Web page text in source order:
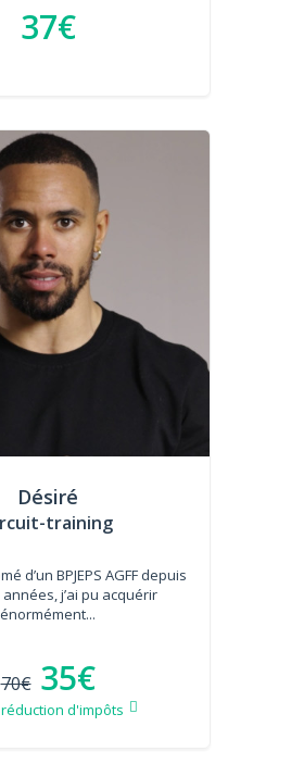
37€
Désiré
training
d’un BPJEPS AGFF depuis
j’ai pu acquérir
énormément...
70€ 35€
d'impôts